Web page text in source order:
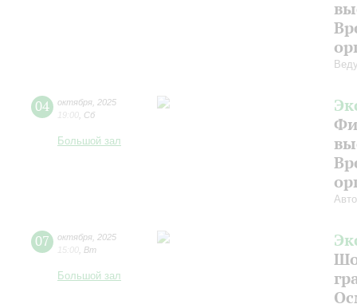
04 октября 2025
19:00 Сб
Большой зал
07 октября 2025
15:00 Вт
Большой зал